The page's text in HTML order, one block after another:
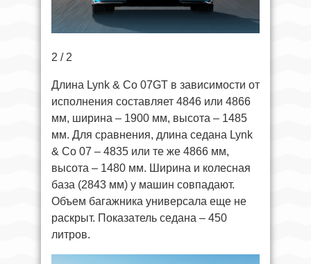
2 / 2
Длина Lynk & Co 07GT в зависимости от
исполнения составляет 4846 или 4866
мм, ширина – 1900 мм, высота – 1485
мм. Для сравнения, длина седана Lynk
& Co 07 – 4835 или те же 4866 мм,
высота – 1480 мм. Ширина и колесная
база (2843 мм) у машин совпадают.
Объем багажника универсала еще не
раскрыт. Показатель седана – 450
литров.